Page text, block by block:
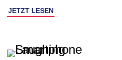
JETZT LESEN